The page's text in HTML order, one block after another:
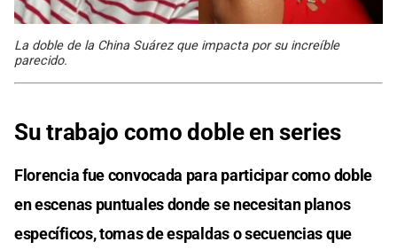
La doble de la China Suárez que impacta por su increíble
parecido.
Su trabajo como doble en series
Florencia fue convocada para participar como doble
en escenas puntuales donde se necesitan planos
específicos, tomas de espaldas o secuencias que